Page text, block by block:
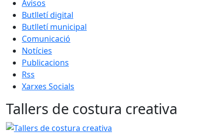
Avisos
Butlletí digital
Butlletí municipal
Comunicació
Notícies
Publicacions
Rss
Xarxes Socials
Tallers de costura creativa
Tallers de costura creativa